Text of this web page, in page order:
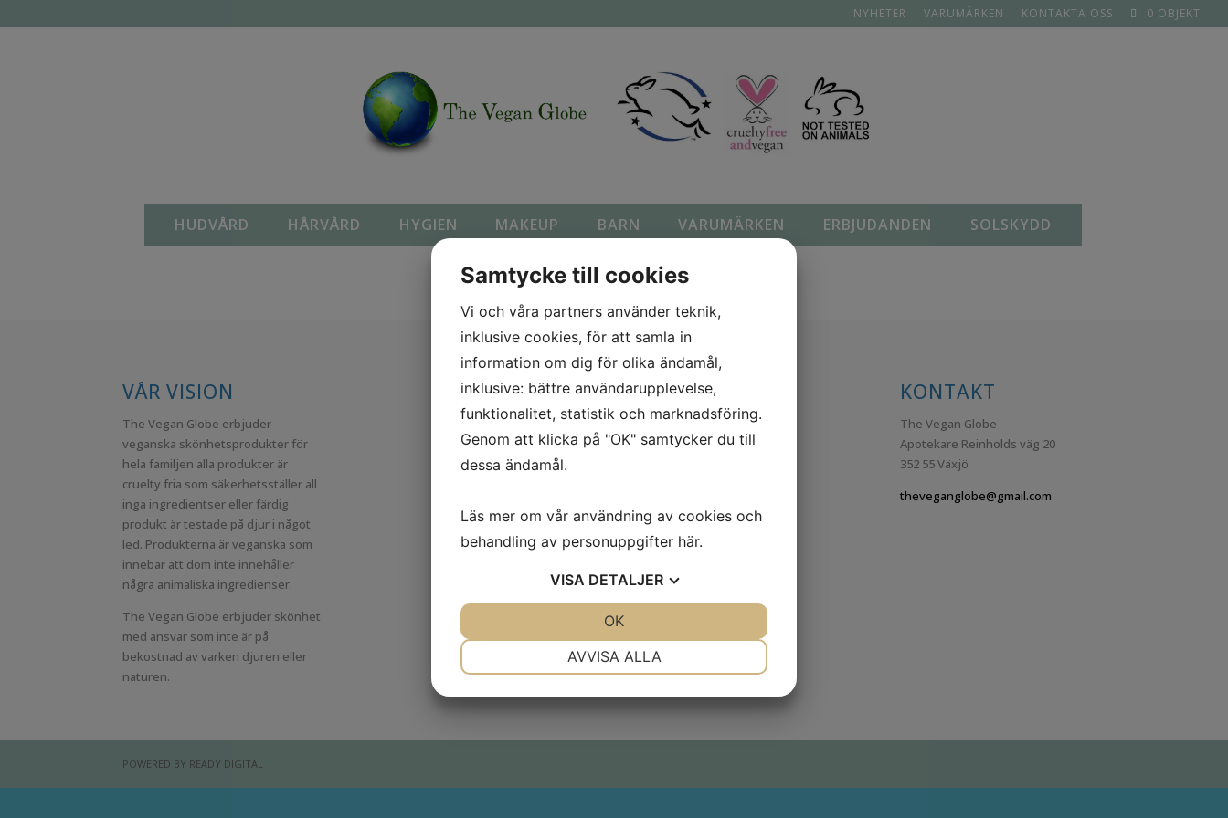
NYHETER VARUMÄRKEN KONTAKTA OSS 0 OBJEKT
HUDVÅRD HÅRVÅRD HYGIEN MAKEUP BARN VARUMÄRKEN ERBJUDANDEN SOLSKYDD
VÅR VISION
The Vegan Globe erbjuder
veganska skönhetsprodukter för
hela familjen alla produkter är
cruelty fria som säkerhetsställer all
inga ingredientser eller färdig
produkt är testade på djur i något
led. Produkterna är veganska som
innebär att dom inte innehåller
några animaliska ingredienser.
The Vegan Globe erbjuder skönhet
med ansvar som inte är på
bekostnad av varken djuren eller
naturen.
KONTAKT
The Vegan Globe
Apotekare Reinholds väg 20
352 55 Växjö
theveganglobe@gmail.com
POWERED BY READY DIGITAL
Samtycke till cookies
Vi och våra partners använder teknik,
inklusive cookies, för att samla in
information om dig för olika ändamål,
inklusive: bättre användarupplevelse,
funktionalitet, statistik och marknadsföring.
Genom att klicka på "OK" samtycker du till
dessa ändamål.
Läs mer om vår användning av cookies och
behandling av personuppgifter här.
VISA DETALJER
AVVISA ALLA
OK